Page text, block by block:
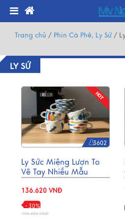
Trang chủ / Phin Cà Phê, Ly Sứ /
LY SỨ
3602
Ly Sức Miệng Lượn To
Vẽ Tay Nhiều Mẫu
136.620 VNĐ
- 30%
194.400 VNĐ